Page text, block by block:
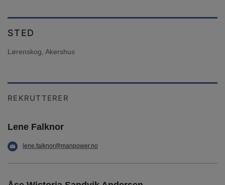
STED
Lørenskog, Akershus
REKRUTTERER
Lene Falknor
lene.falknor@manpower.no